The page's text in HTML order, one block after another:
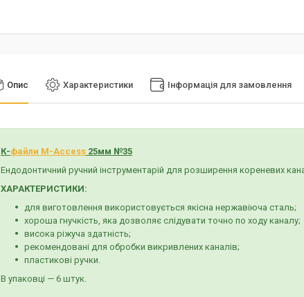
Опис Характеристики Інформація для замовлення
К-файли M-Access 25мм №35
Ендодонтичний ручний інструментарій для розширення кореневих
ХАРАКТЕРИСТИКИ:
для виготовлення використовується якісна нержавіюча сталь;
хороша гнучкість, яка дозволяє слідувати точно по ходу каналу;
висока ріжуча здатність;
рекомендовані для обробки викривлених каналів;
пластикові ручки.
В упаковці — 6 штук.